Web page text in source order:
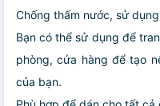
Chống thấm nước, sử
Bạn có thể sử dụng để
phòng, cửa hàng để tạo
của bạn.